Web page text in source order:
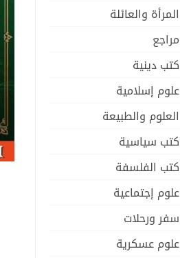
المرأة والعائلة
مراجع
كتب دينية
علوم إسلامية
العلوم والطبيعة
كتب سياسية
كتب الفلسفة
علوم إجتماعية
سفر ورحلات
علوم عسكرية